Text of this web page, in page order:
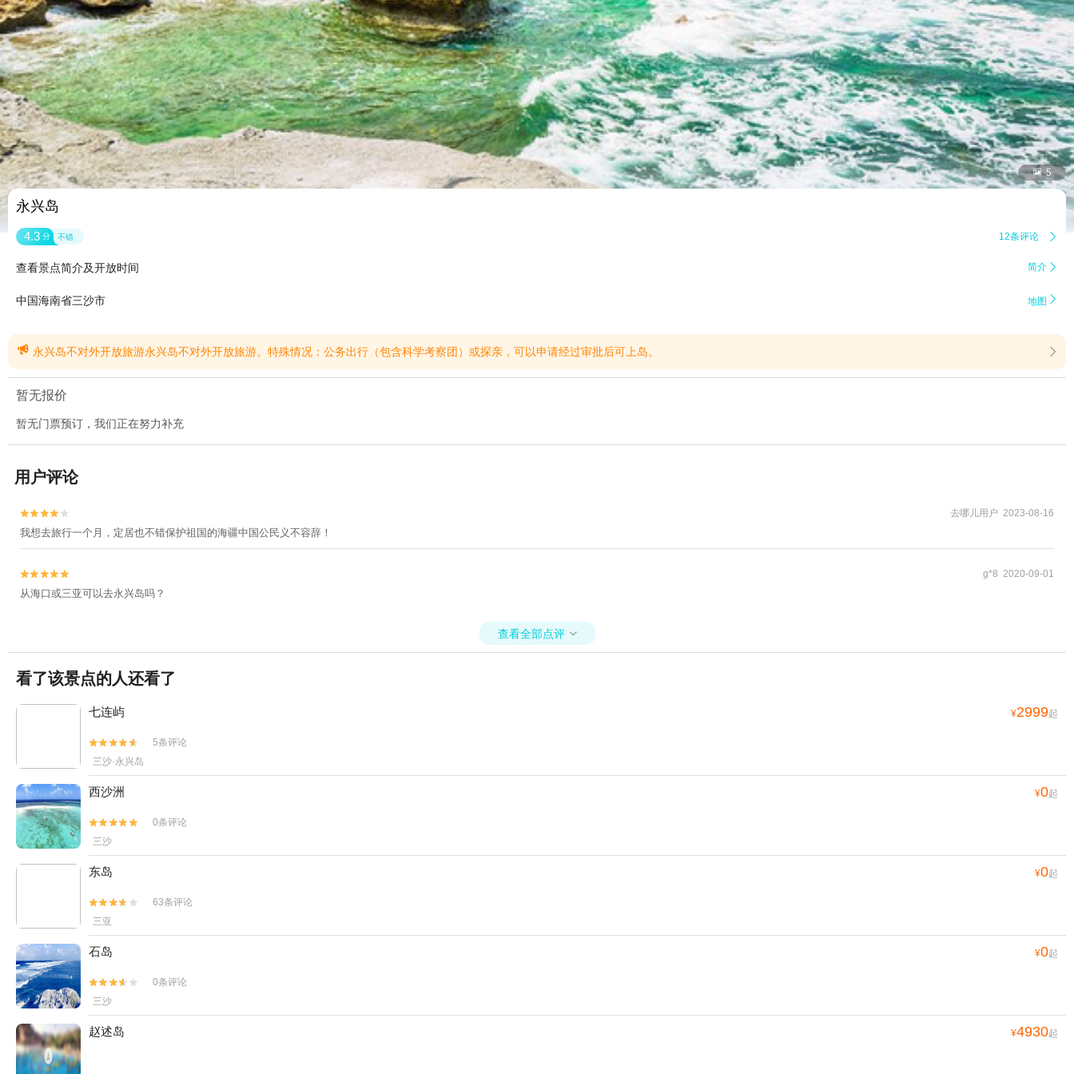
 5
永兴岛
4.3 分 不错 12条评论 
查看景点简介及开放时间 简介 
中国海南省三沙市 地图 
 永兴岛不对外开放旅游永兴岛不对外开放旅游。特殊情况：公务出行（包含科学考察团）或探亲，可以申请经过审批后可上岛。 
暂无报价
暂无门票预订，我们正在努力补充
用户评论

 去哪儿用户 2023-08-16
我想去旅行一个月，定居也不错保护祖国的海疆中国公民义不容辞！

 g*8 2020-09-01
从海口或三亚可以去永兴岛吗？
查看全部点评 
看了该景点的人还看了
七连屿 ¥2999起


5条评论
三沙·永兴岛
西沙洲 ¥0起


0条评论
三沙
东岛 ¥0起


63条评论
三亚
石岛 ¥0起


0条评论
三沙
赵述岛 ¥4930起